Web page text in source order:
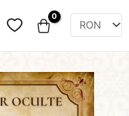
Favorite